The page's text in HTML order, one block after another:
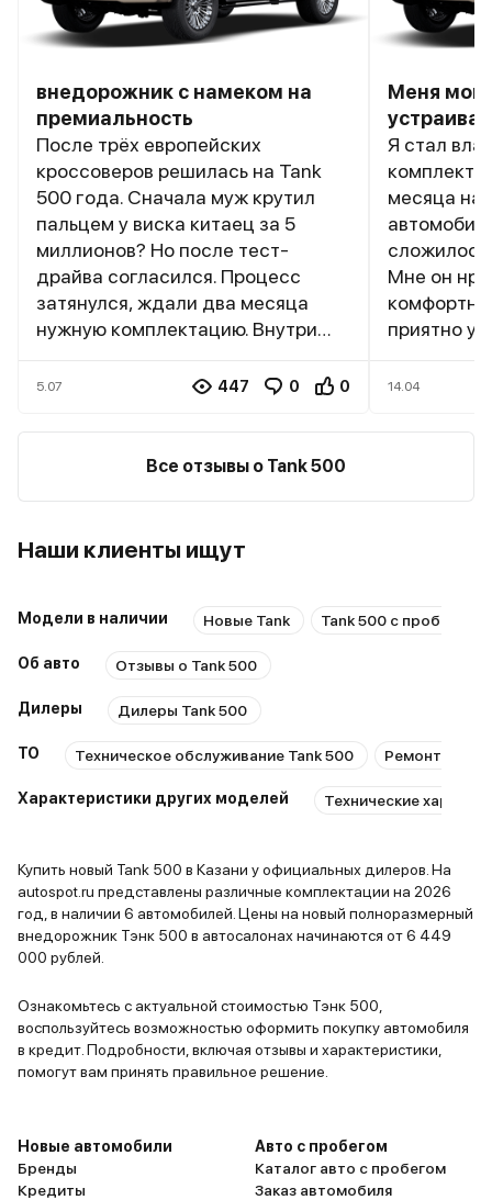
внедорожник с намеком на
премиальность
После трёх европейских
кроссоверов решилась на Tank
500 года. Сначала муж крутил
пальцем у виска китаец за 5
миллионов? Но после тест-
драйва согласился. Процесс
затянулся, ждали два месяца
нужную комплектацию. Внутри
где даже на заднем ряду
вставки из дерева - всё как в
премиум сегменте. Мотор просто
легко преодолевает препятствия.
-это конечно дофига.
подтормаживает, но обещали
5.07 447 0 0
Меня мой
Я стал
месяца
сложилось
Мне он
комфортно. Главное, что
приятно
рамника
трассе,
конструкция; ●
автомобилем. Что
семь
Еще
удобная
дороге.
14.04
Все отзывы о Tank 500
Наши клиенты ищут
Модели в наличии Новые Tank Tank 500 с пробегом
Об авто Отзывы о Tank 500
Дилеры Дилеры Tank 500
ТО Техническое обслуживание Tank 500 Ремонт Tank
Характеристики других моделей Технические
Купить новый Tank 500 в Казани у официальных дилеров. На
autospot.ru представлены различные комплектации на 2026
год, в наличии 6 автомобилей. Цены на новый полноразмерный
внедорожник Тэнк 500 в автосалонах начинаются от 6 449
000 рублей.
Ознакомьтесь с актуальной стоимостью Тэнк 500,
воспользуйтесь возможностью оформить покупку автомобиля
в кредит. Подробности, включая отзывы и характеристики,
помогут вам принять правильное решение.
Новые автомобили
Бренды
Кредиты
Авто с пробегом
Каталог авто с пробегом
Заказ автомобиля